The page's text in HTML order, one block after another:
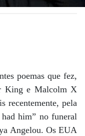
poemas que fez,
King e Malcolm X
recentemente, pela
him” no funeral
Angelou. Os EUA